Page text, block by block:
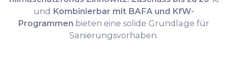
und Kombinierbar mit BAFA und KfW-
Programmen bieten eine solide Grundlage für
Sanierungsvorhaben.